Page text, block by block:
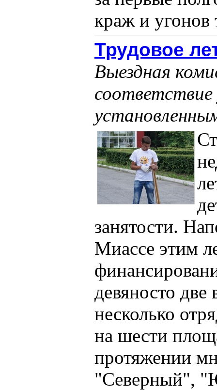
краж и угонов
Трудовое
Выездная
соответствие
занятости.
Миассе этим
девяносто
несколько
на шести
протяжении
"Северный",